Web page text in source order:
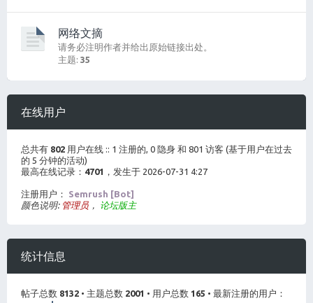
网络文摘
请务必注明作者并给出原始链接出处。
主题: 35
在线用户
总共有 802 用户在线 :: 1 注册的, 0 隐身 和 801 访客 (基于用户在过去
的 5 分钟的活动)
最高在线记录： 4701 ，发生于 2026-07-31 4:27
注册用户： Semrush [Bot]
颜色说明: 管理员 ， 论坛版主
统计信息
帖子总数 8132 • 主题总数 2001 • 用户总数 165 • 最新注册的用户：